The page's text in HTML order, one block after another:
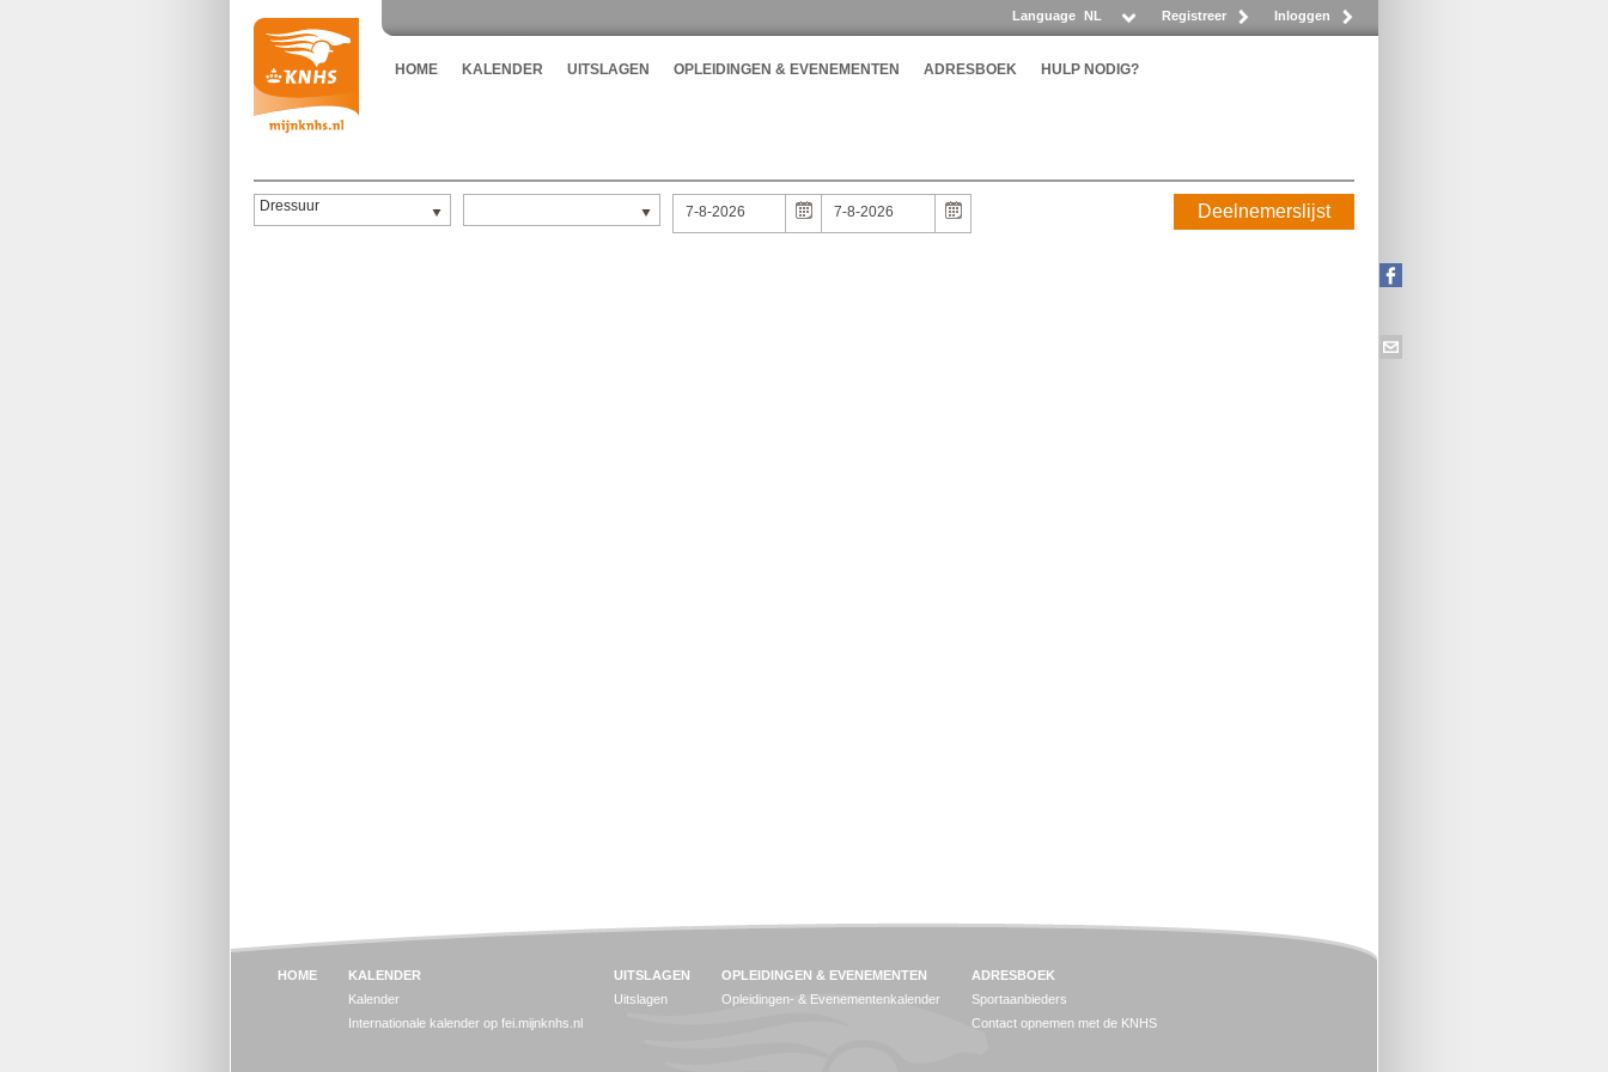
Registreer Inloggen
Language NL
HOME KALENDER UITSLAGEN OPLEIDINGEN & EVENEMENTEN ADRESBOEK HULP NODIG?
Dressuur Deelnemerslijst
HOME
KALENDER
Kalender
Internationale kalender op fei.mijnknhs.nl
UITSLAGEN
Uitslagen
OPLEIDINGEN & EVENEMENTEN
Opleidingen- & Evenementenkalender
ADRESBOEK
Sportaanbieders
Contact opnemen met de KNHS